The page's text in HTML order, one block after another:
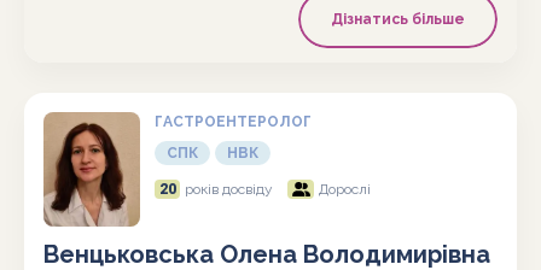
Дізнатись більше
ГАСТРОЕНТЕРОЛОГ
СПК
НВК
20 років досвіду Дорослі
Венцьковська Олена Володимирівна